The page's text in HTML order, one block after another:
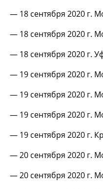
— 18 сентября 2020 г.
— 18 сентября 2020 г.
— 18 сентября 2020 г.
— 19 сентября 2020 г.
— 19 сентября 2020 г.
— 19 сентября 2020 г.
— 19 сентября 2020 г.
— 20 сентября 2020 г.
— 20 сентября 2020 г.